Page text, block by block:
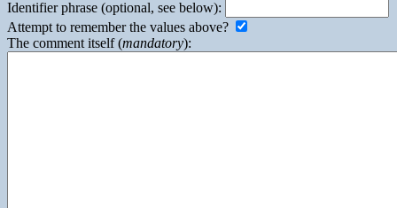
Identifier phrase (optional, see below):
Attempt to remember the values above?
The comment itself (mandatory):